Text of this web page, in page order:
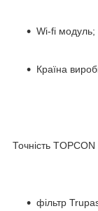
Wi-fi модуль;
Країна
Точність
фільтр